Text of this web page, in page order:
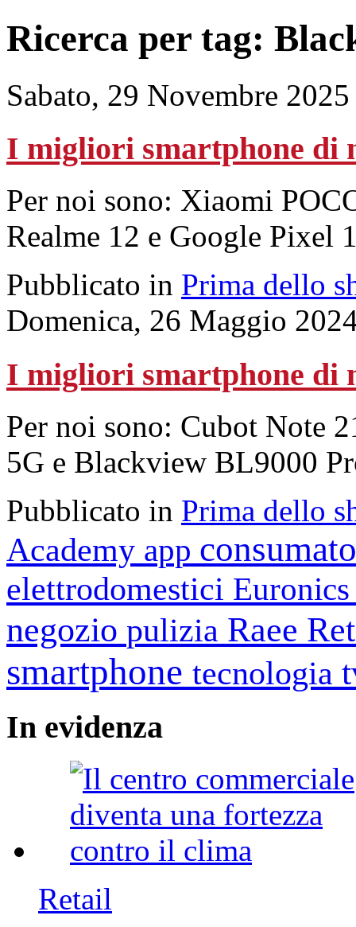
Ricerca per tag:
Sabato, 29 Novembre
I migliori smartphone di
Per noi sono: Xiaomi
Realme 12 e Google Pixel
Pubblicato in Prima dello
Domenica, 26 Maggio
I migliori smartphone di
Per noi sono: Cubot Note
5G e Blackview BL9000
Pubblicato in Prima dello
Academy app
elettrodomestici
negozio pulizia Raee
smartphone tecnologia
In evidenza
Retail